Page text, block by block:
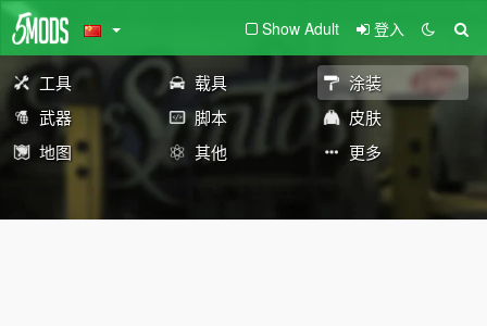
Show Adult 登入
工具 载具
涂装
武器
脚本
皮肤
地图
其他 更多